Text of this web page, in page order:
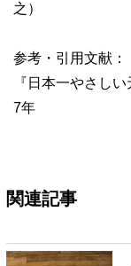
之）
参考・引用文献：
『日本一やさし
7年
関連記事